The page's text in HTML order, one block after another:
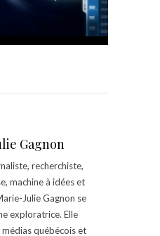
Gagnon
recherchiste,
machine à idées et
Julie Gagnon se
exploratrice. Elle
québécois et